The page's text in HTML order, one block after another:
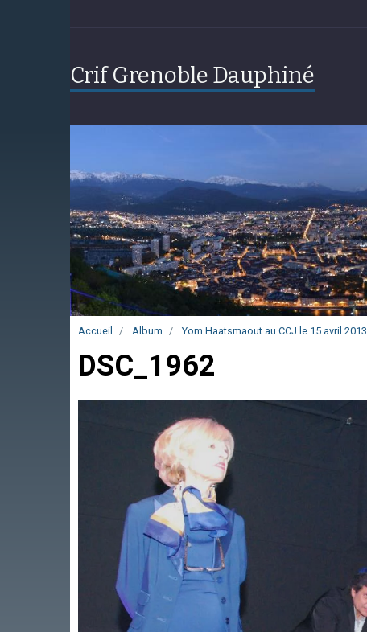
Crif Grenoble Dauphiné
Accueil Album Yom Haatsmaout au CCJ le 15 avril 2013
DSC_1962